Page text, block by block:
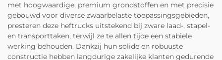
met hoogwaardige, premium grondstoffen en met precisie
gebouwd voor diverse zwaarbelaste toepassingsgebieden,
presteren deze heftrucks uitstekend bij zware laad-, stapel-
en transporttaken, terwijl ze te allen tijde een stabiele
werking behouden. Dankzij hun solide en robuuste
constructie hebben langdurige zakelijke klanten gedurende